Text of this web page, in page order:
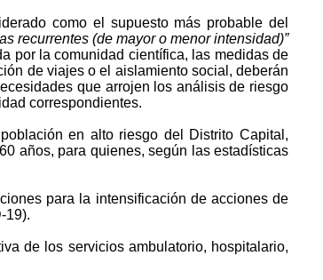
como el supuesto más probable del
recurrentes (de mayor o menor intensidad)”
por la comunidad científica, las medidas de
de viajes o el aislamiento social, deberán
que arrojen los análisis de riesgo
correspondientes.
en alto riesgo del Distrito Capital,
años, para quienes, según las estadísticas
para la intensificación de acciones de
19).
de los servicios ambulatorio, hospitalario,